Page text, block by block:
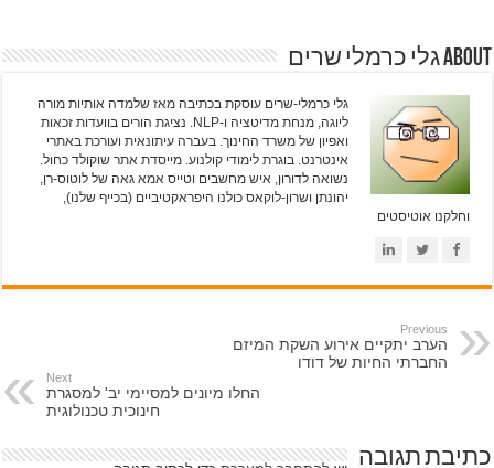
About גלי כרמלי שרים
גלי כרמלי-שרים עוסקת בכתיבה מאז שלמדה אותיות מורה
ליוגה, מנחת מדיטציה ו-NLP. נציגת הורים בוועדות זכאות
ואפיון של משרד החינוך. בעברה עיתונאית ועורכת באתרי
אינטרנט. בוגרת לימודי קולנוע. מייסדת אתר שוקולד כחול.
נשואה לדורון, איש מחשבים וטייס אמא גאה של לוטוס-רן,
יהונתן ושרון-לוקאס כולנו היפראקטיביים (בכייף שלנו),
וחלקנו אוטיסטים
Previous
הערב יתקיים אירוע השקת המיזם
החברתי החיות של דודו
Next
החלו מיונים למסיימי יב' למסגרת
חינוכית טכנולוגית
כתיבת תגובה